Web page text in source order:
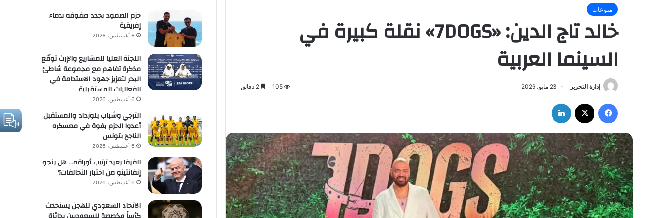
منوعات
خالد تاج الدين: «7DOGS» نقلة كبيرة في
السينما العربية
إدارة التحرير 23 مايو، 2026 105 2 دقائق
حزم الصمود يجدد صفوفه بدماء
إفريقية
6 أغسطس، 2026
اللجنة العليا للمشاريع والإرث توقّع
مذكرة تفاهم مع مجموعة شاطئ
البحر لتعزيز جهود الاستدامة في
الفعاليات المستقبلية
6 أغسطس، 2026
الترجي وشباب بلوزداد والمستقبل
أعدوا الحزم بقوة في معسكره
الناجح بتونس
6 أغسطس، 2026
الفيفا يعيد ترتيب أوراقه… هل ينجو
إنفانتينو من اختبار التحالفات؟
6 أغسطس، 2026
الاتحاد السعودي للهجن يستحدث